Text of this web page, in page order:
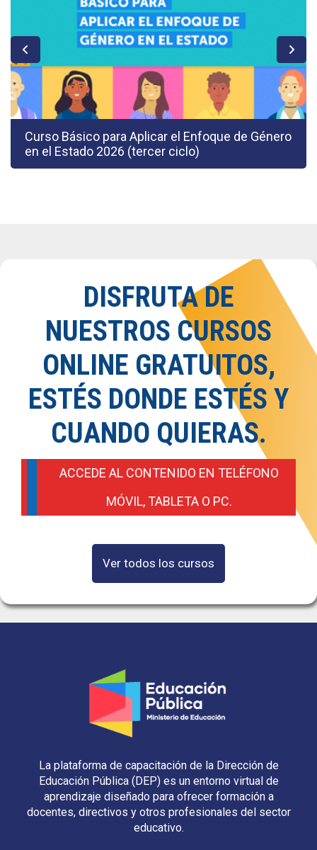
Curso Básico para Aplicar el Enfoque de Género
en el Estado 2026 (tercer ciclo)
DISFRUTA DE
NUESTROS CURSOS
ONLINE GRATUITOS,
ESTÉS DONDE ESTÉS Y
CUANDO QUIERAS.
ACCEDE AL CONTENIDO EN TELÉFONO
MÓVIL, TABLETA O PC.
Ver todos los cursos
La plataforma de capacitación de la Dirección de
Educación Pública (DEP) es un entorno virtual de
aprendizaje diseñado para ofrecer formación a
docentes, directivos y otros profesionales del sector
educativo.